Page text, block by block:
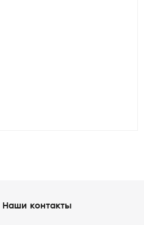
Наши контакты